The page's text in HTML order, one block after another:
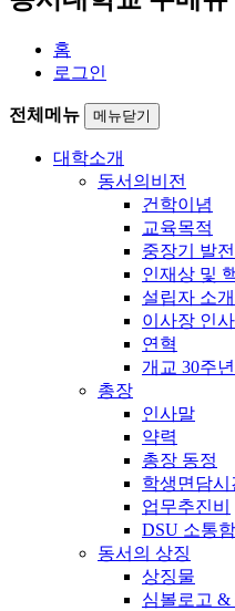
홈
로그인
전체메뉴 메뉴닫기
대학소개
동서의비전
건학이념
교육목적
중장기 발
인재상 및
설립자 소개
이사장 인
연혁
개교 30주
총장
인사말
약력
총장 동정
학생면담시
업무추진비
DSU 소통함
동서의 상징
상징물
심볼로고 &